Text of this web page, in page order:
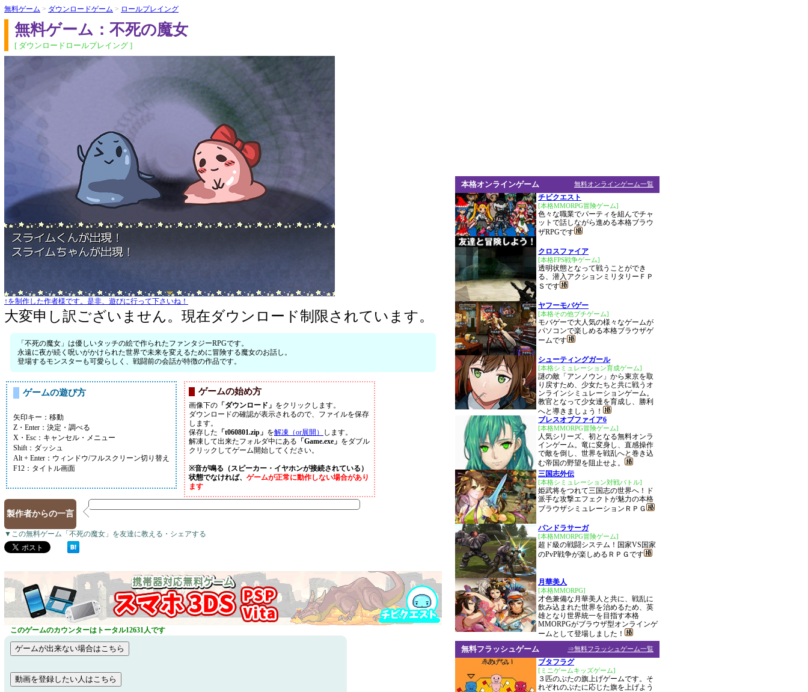
無料ゲーム > ダウンロードゲーム > ロールプレイング
無料ゲーム：不死の魔女
[ ダウンロードロールプレイング ]
↑を制作した作者様です。是非、遊びに行って下さいね！
大変申し訳ございません。現在ダウンロード制限されています。
「不死の魔女」は優しいタッチの絵で作られたファンタジーRPGです。
永遠に夜が続く呪いがかけられた世界で未来を変えるために冒険する魔女のお話し。
登場するモンスターも可愛らしく、戦闘前の会話が特徴の作品です。
ゲームの遊び方
矢印キー：移動
Z・Enter：決定・調べる
X・Esc：キャンセル・メニュー
Shift：ダッシュ
Alt + Enter：ウィンドウ/フルスクリーン切り替え
F12：タイトル画面
ゲームの始め方
画像下の 「ダウンロード」 をクリックします。
ダウンロードの確認が表示されるので、ファイルを保存
します。
保存した 「t060801.zip」 を解凍（or展開）
します。
解凍して出来たフォルダ中にある 「Game.exe」 をダブル
クリックしてゲーム開始してください。
※音が鳴る（スピーカー・イヤホンが接続されている）
状態でなければ、 ゲームが正常に動作しない場合があり
ます
製作者からの一言
▼この無料ゲーム「不死の魔女」を友達に教える・シェアする
このゲームのカウンターはトータル12631人です
無料オンラインゲーム一覧
本格オンラインゲーム
チビクエスト
[本格MMORPG冒険ゲーム]
色々な職業でパーティを組んでチャ
ットで話しながら進める本格ブラウ
ザRPGです
クロスファイア
[本格FPS戦争ゲーム]
透明状態となって戦うことができ
る、潜入アクションミリタリーＦＰ
Ｓです
ヤフーモバゲー
[本格その他プチゲーム]
モバゲーで大人気の様々なゲームが
パソコンで楽しめる本格ブラウザゲ
ームです
シューティングガール
[本格シミュレーション育成ゲーム]
謎の敵「アンノウン」から東京を取
り戻すため、少女たちと共に戦うオ
ンラインシミュレーションゲーム。
教官となって少女達を育成し、勝利
へと導きましょう！
ブレスオブファイア6
[本格MMORPG冒険ゲーム]
人気シリーズ、初となる無料オンラ
インゲーム。竜に変身し、直感操作
で敵を倒し、世界を戦乱へと巻き込
む帝国の野望を阻止せよ。
三国志外伝
[本格シミュレーション対戦バトル]
姫武将をつれて三国志の世界へ！ド
派手な攻撃エフェクトが魅力の本格
ブラウザシミュレーションＲＰＧ
パンドラサーガ
[本格MMORPG冒険ゲーム]
超ド級の戦闘システム！国家VS国家
のPvP戦争が楽しめるＲＰＧです
月華美人
[本格MMORPG]
才色兼備な月華美人と共に、戦乱に
飲み込まれた世界を治めるため、英
雄となり世界統一を目指す本格
MMORPGがブラウザ型オンラインゲ
ームとして登場しました！
⇒無料フラッシュゲーム一覧
無料フラッシュゲーム
ブタフラグ
[ミニゲームキッズゲーム]
３匹のぶたの旗上げゲームです。そ
れぞれのぶたに応じた旗を上げよう